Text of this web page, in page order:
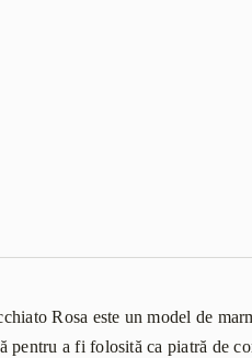
Rosa este un model de
pentru a fi folosită ca piatră de